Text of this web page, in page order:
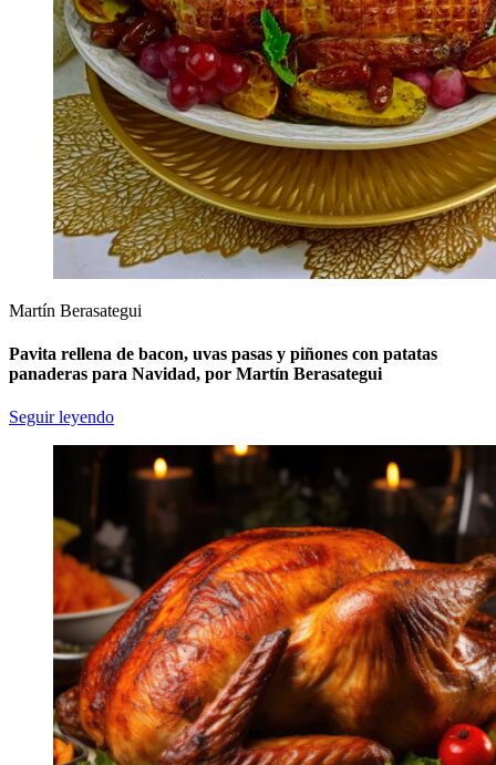
Martín Berasategui
Pavita rellena de bacon, uvas pasas y piñones con patatas
panaderas para Navidad, por Martín Berasategui
Seguir leyendo